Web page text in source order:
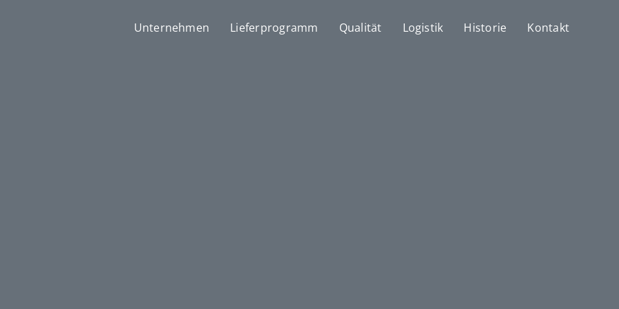
Unternehmen Lieferprogramm Qualität Logistik Historie Kontakt